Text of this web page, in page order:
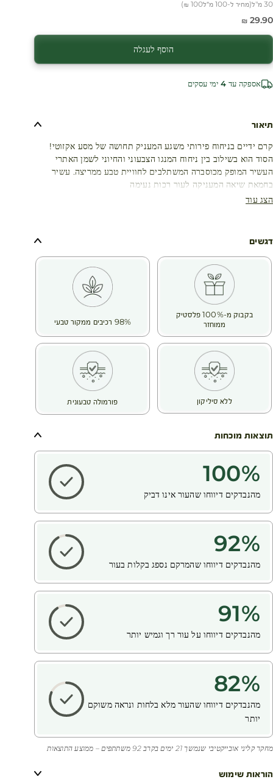
עגלת קניות
30 מ"ל (מחיר ל-100 מ״ל 100 ₪
)
מחיר מבצע
29.90 ₪
הוסף לעגלה
אספקה עד 4 ימי עסקים
תיאור
קרם ידיים בניחוח פירותי משגע המעניק תחושה של מסע אקזוטי!
הסוד הוא בשילוב בין ניחוח המנגו הצבעוני והחיוני לשמן האתרי
העשיר המופק מכוסברה המשתלבים לחוויית טבע ממריצה. עשיר
בחמאת שיאה המעניקה לעור רכות נעימה
הצג עוד
דגשים
בקבוק מ-100% פלסטיק
ממוחזר
98% רכיבים ממקור טבעי
ללא סיליקון פורמולה טבעונית
תוצאות מוכחות
100%
מהנבדקים דיווחו שהעור אינו דביק
92%
מהנבדקים דיווחו שהמרקם נספג בקלות בעור
91%
מהנבדקים דיווחו על עור רך וגמיש יותר
82%
מהנבדקים דיווחו שהעור מלא בלחות ונראה משוקם
יותר
מחקר קליני אובייקטיבי שנמשך 21 ימים בקרב 92 משתתפים – ממוצע התוצאות
הוראות שימוש